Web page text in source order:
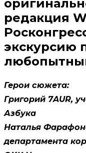
редакция
экскурсию
Герои сюжета:
Григорий 7AUR,
Азбука
Наталья
департамента